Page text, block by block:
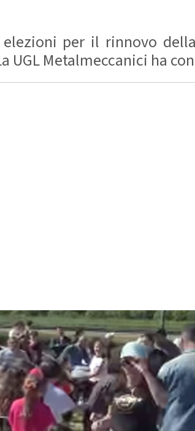
per il rinnovo
Metalmeccanici ha